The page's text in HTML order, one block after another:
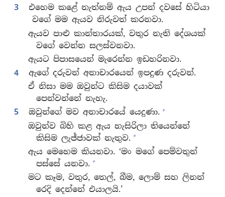
3
එහෙම කළේ නැත්නම් ඇය උපන් දවසේ හිටියා
වගේ මම ඇයව නිරුවත් කරනවා.
ඇයව පාළු කාන්තාරයක්, වතුර නැති දේශයක්
වගේ වෙන්න සලස්වනවා.
ඇයට පිපාසයෙන් මැරෙන්න ඉඩහරිනවා.
4
ඇගේ දරුවන් අනාචාරයෙන් ඉපදුණ දරුවන්.
ඒ නිසා මම ඔවුන්ට කිසිම දයාවක්
පෙන්වන්නේ නැහැ.
5
ඔවුන්ගේ මව අනාචාරයේ යෙදුණා. +
ඔවුන්ව බිහි කළ ඇය හැසිරිලා තියෙන්නේ
කිසිම ලැජ්ජාවක් නැතුව. +
ඇය මෙහෙම කියනවා. ‘මං මගේ පෙම්වතුන්
පස්සේ යනවා. +
මට කෑම, වතුර, තෙල්, බීම, ලොම් සහ ලිනන්
රෙදි දෙන්නේ එයාලයි.’